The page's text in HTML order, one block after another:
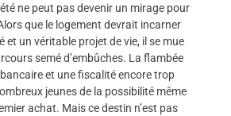
ne peut pas devenir un mirage pour
que le logement devrait incarner
et un véritable projet de vie, il se mue
semé d’embûches. La flambée
et une fiscalité encore trop
jeunes de la possibilité même
achat. Mais ce destin n’est pas